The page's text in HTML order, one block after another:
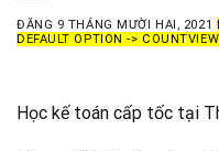
ĐĂNG 9 THÁNG MƯỜI HAI, 2021
DEFAULT OPTION ->
Học kế toán cấp tốc tại